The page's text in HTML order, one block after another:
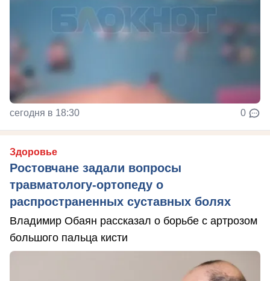
сегодня в 18:30 0
Здоровье
Ростовчане задали вопросы
травматологу-ортопеду о
распространенных суставных болях
Владимир Обаян рассказал о борьбе с артрозом
большого пальца кисти